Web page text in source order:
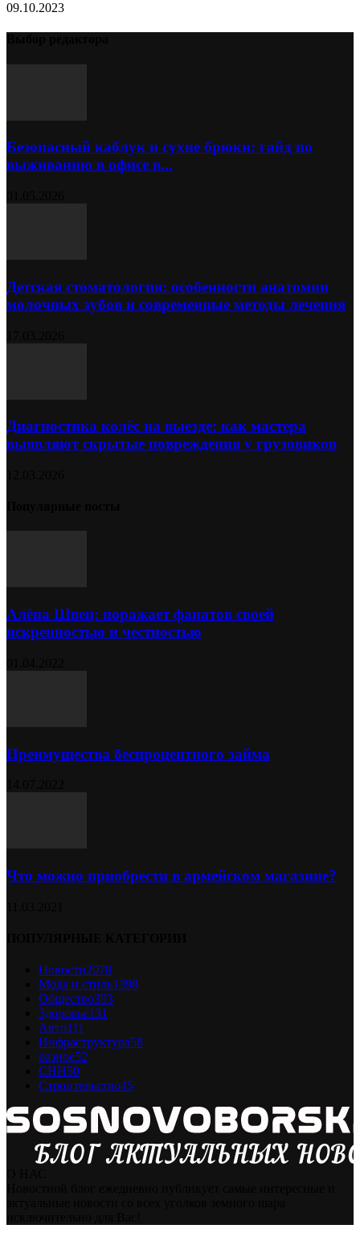
09.10.2023
Безопасный каблук и сухие брюки: гайд по
выживанию в офисе в...
Детская стоматология: особенности анатомии
молочных зубов и современные методы лечения
Диагностика колёс на выезде: как мастера
выявляют скрытые повреждения у грузовиков
Алёна Швец: поражает фанатов своей
искренностью и честностью
Преимущества беспроцентного займа
Что можно приобрести в армейском магазине?
Новости2078
Мода и стиль1398
Общество393
Здоровье131
Авто111
Инфраструктура58
разное52
СНН50
Строительство45